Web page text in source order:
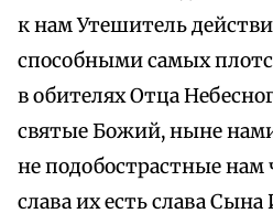
к нам Утешитель
способными самых
в обителях Отца
святые Божий, ныне
не подобострастные нам
слава их есть слава